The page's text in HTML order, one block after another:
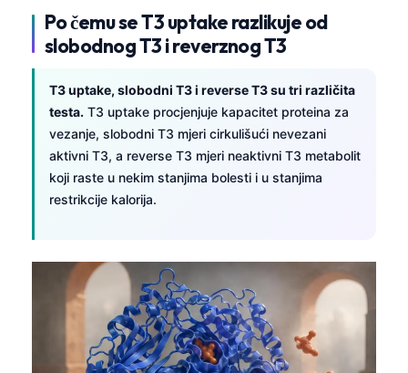
Po čemu se T3 uptake razlikuje od
slobodnog T3 i reverznog T3
T3 uptake, slobodni T3 i reverse T3 su tri različita
testa. T3 uptake procjenjuje kapacitet proteina za
vezanje, slobodni T3 mjeri cirkulišući nevezani
aktivni T3, a reverse T3 mjeri neaktivni T3 metabolit
koji raste u nekim stanjima bolesti i u stanjima
restrikcije kalorija.